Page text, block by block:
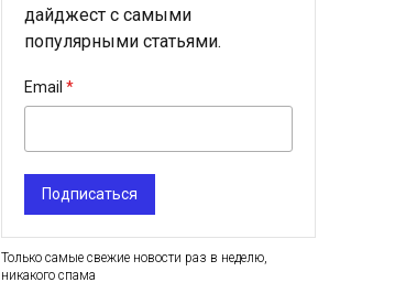
дайджест с самыми
популярными статьями.
Email
Подписаться
Только самые свежие новости раз в неделю,
никакого спама